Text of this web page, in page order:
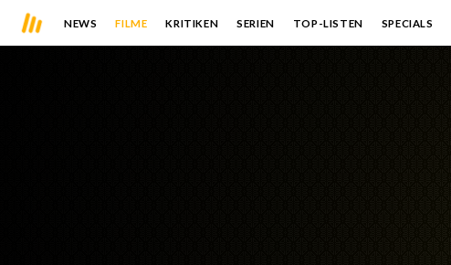
NEWS FILME KRITIKEN SERIEN TOP-LISTEN SPECIALS